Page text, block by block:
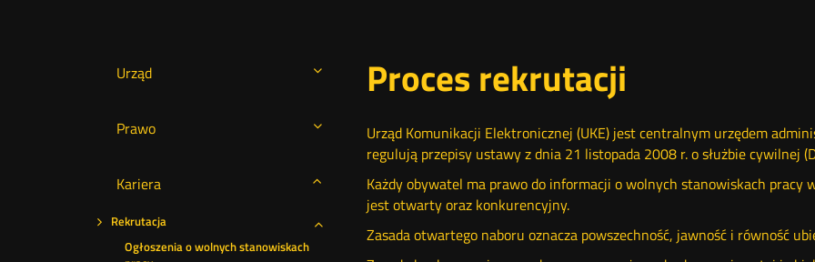
Urząd
Prawo
Kariera
Rekrutacja
Ogłoszenia o wolnych stanowiskach
Proces rekrutacji
Urząd Komunikacji Elektronicznej (UKE) jest centralnym urzędem
regulują przepisy ustawy z dnia 21 listopada 2008 r. o służbie cywilnej
Każdy obywatel ma prawo do informacji o wolnych stanowiskach pracy
jest otwarty oraz konkurencyjny.
Zasada otwartego naboru oznacza powszechność, jawność i równość